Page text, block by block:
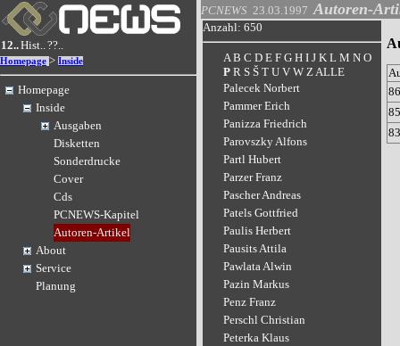
12..Hist..??..
Homepage > Inside
Homepage
Inside
Ausgaben
Disketten
Sonderdrucke
Cover
Cds
PCNEWS-Kapitel
Autoren-Artikel
About
Service
Planung
PCNEWS 23.03.1997 Autoren-
Anzahl: 650
A B C D E F G H I J K L M N O
P R S Š T U V W ZALLE
Palecek Norbert
Pammer Erich
Panizza Friedrich
Parovszky Alfons
Partl Hubert
Parzer Franz
Pascher Andreas
Patels Gottfried
Paulis Herbert
Pausits Attila
Pawlata Alwin
Pazin Markus
Penz Franz
Perschl Christian
Peterka Klaus
86
85
83